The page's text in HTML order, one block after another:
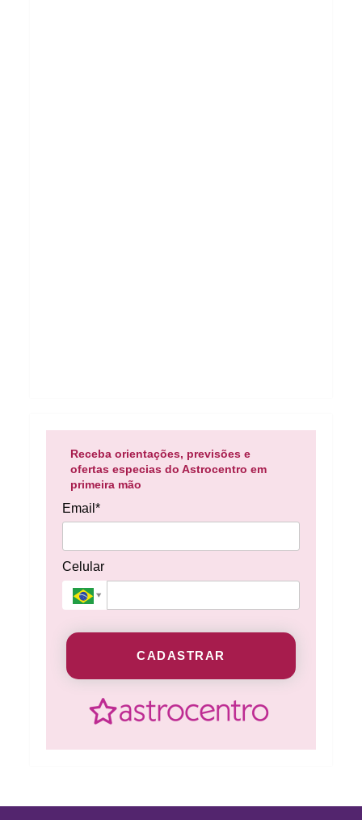
Receba orientações, previsões e
ofertas especias do Astrocentro em
primeira mão
Email*
Celular
CADASTRAR